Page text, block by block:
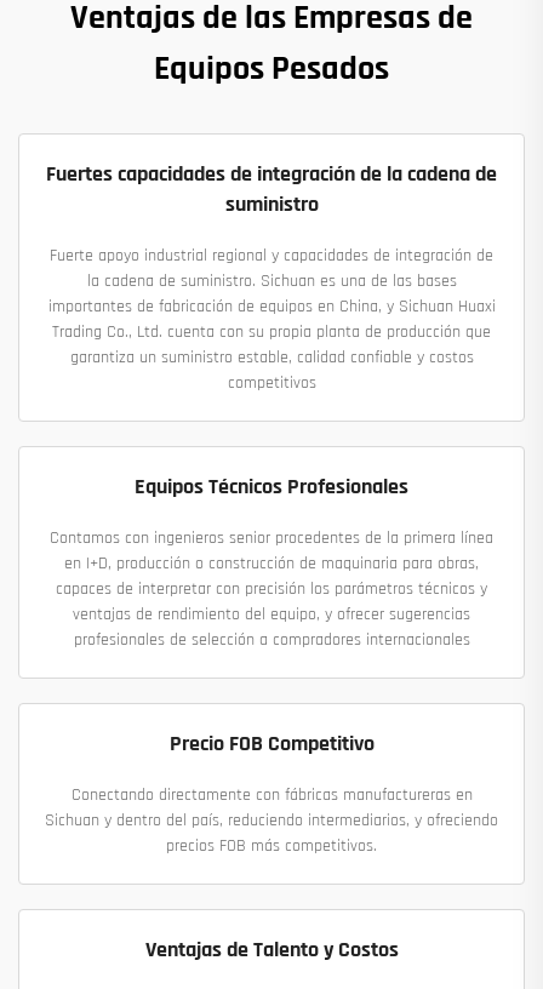
Ventajas de las Empresas de
Equipos Pesados
Fuertes capacidades de integración de la cadena de
suministro
Fuerte apoyo industrial regional y capacidades de integración de
la cadena de suministro. Sichuan es una de las bases
importantes de fabricación de equipos en China, y Sichuan Huaxi
Trading Co., Ltd. cuenta con su propia planta de producción que
garantiza un suministro estable, calidad confiable y costos
competitivos
Equipos Técnicos Profesionales
Contamos con ingenieros senior procedentes de la primera línea
en I+D, producción o construcción de maquinaria para obras,
capaces de interpretar con precisión los parámetros técnicos y
ventajas de rendimiento del equipo, y ofrecer sugerencias
profesionales de selección a compradores internacionales
Precio FOB Competitivo
Conectando directamente con fábricas manufactureras en
Sichuan y dentro del país, reduciendo intermediarios, y ofreciendo
precios FOB más competitivos.
Ventajas de Talento y Costos